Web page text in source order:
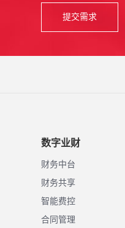
提交需求
数字业财
财务中台
财务共享
智能费控
合同管理